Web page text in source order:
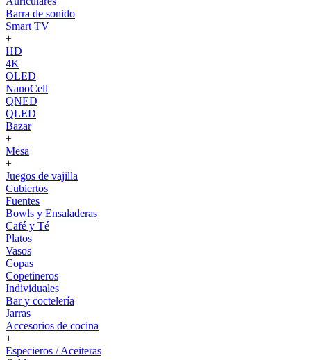
Barra de sonido
Smart TV
+
HD
4K
OLED
NanoCell
QNED
QLED
Bazar
+
Mesa
+
Juegos de vajilla
Cubiertos
Fuentes
Bowls y Ensaladeras
Café y Té
Platos
Vasos
Copas
Copetineros
Individuales
Bar y coctelería
Jarras
Accesorios de cocina
+
Especieros / Aceiteras